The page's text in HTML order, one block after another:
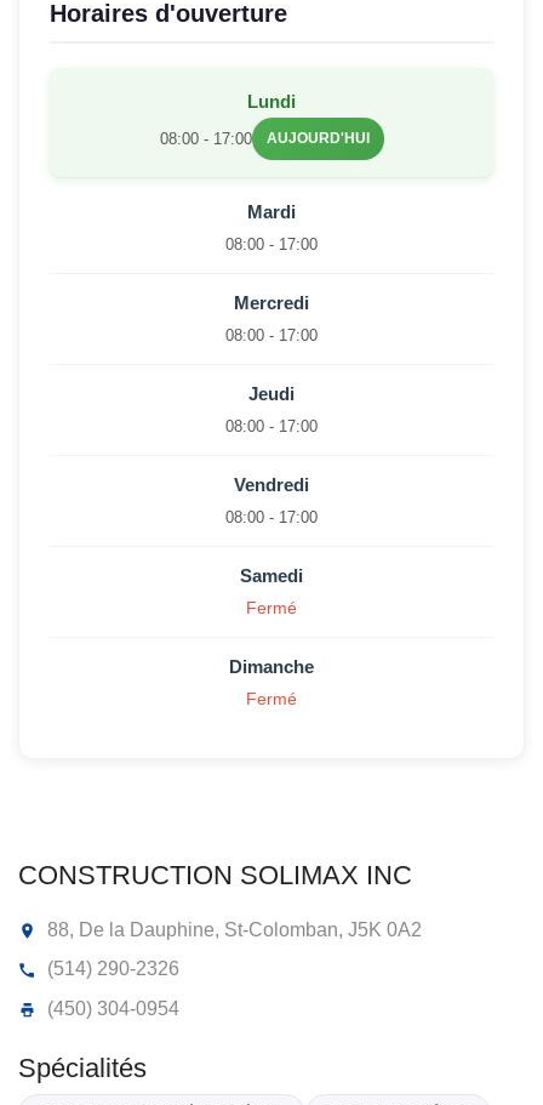
CONSTRUCTION SOLIMAX INC
Horaires d'ouverture
Lundi
08:00 - 17:00 AUJOURD'HUI
Mardi
08:00 - 17:00
Mercredi
08:00 - 17:00
Jeudi
08:00 - 17:00
Vendredi
08:00 - 17:00
Samedi
Fermé
Dimanche
Fermé